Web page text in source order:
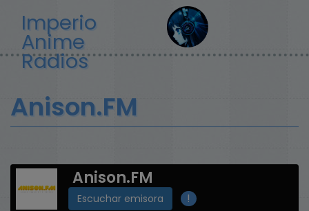
contenido
principal
Imperio
Anime
Radios
Anison.FM
Anison.FM
Escuchar emisora !